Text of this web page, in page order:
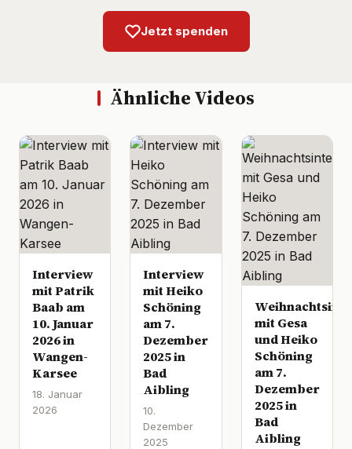
Jetzt spenden
Ähnliche Videos
Interview
mit Patrik
Baab am
10. Januar
2026 in
Wangen-
Karsee
18. Januar
2026
Interview
mit Heiko
Schöning
am 7.
Dezember
2025 in
Bad
Aibling
10.
Dezember
2025
mit Gesa
und Heiko
Schöning
am 7.
Dezember
2025 in
Bad
Aibling